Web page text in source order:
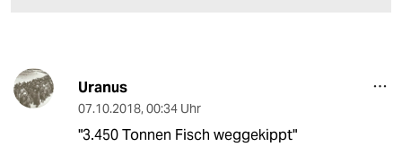
Uranus
07.10.2018, 00:34 Uhr
"3.450 Tonnen Fisch weggekippt"